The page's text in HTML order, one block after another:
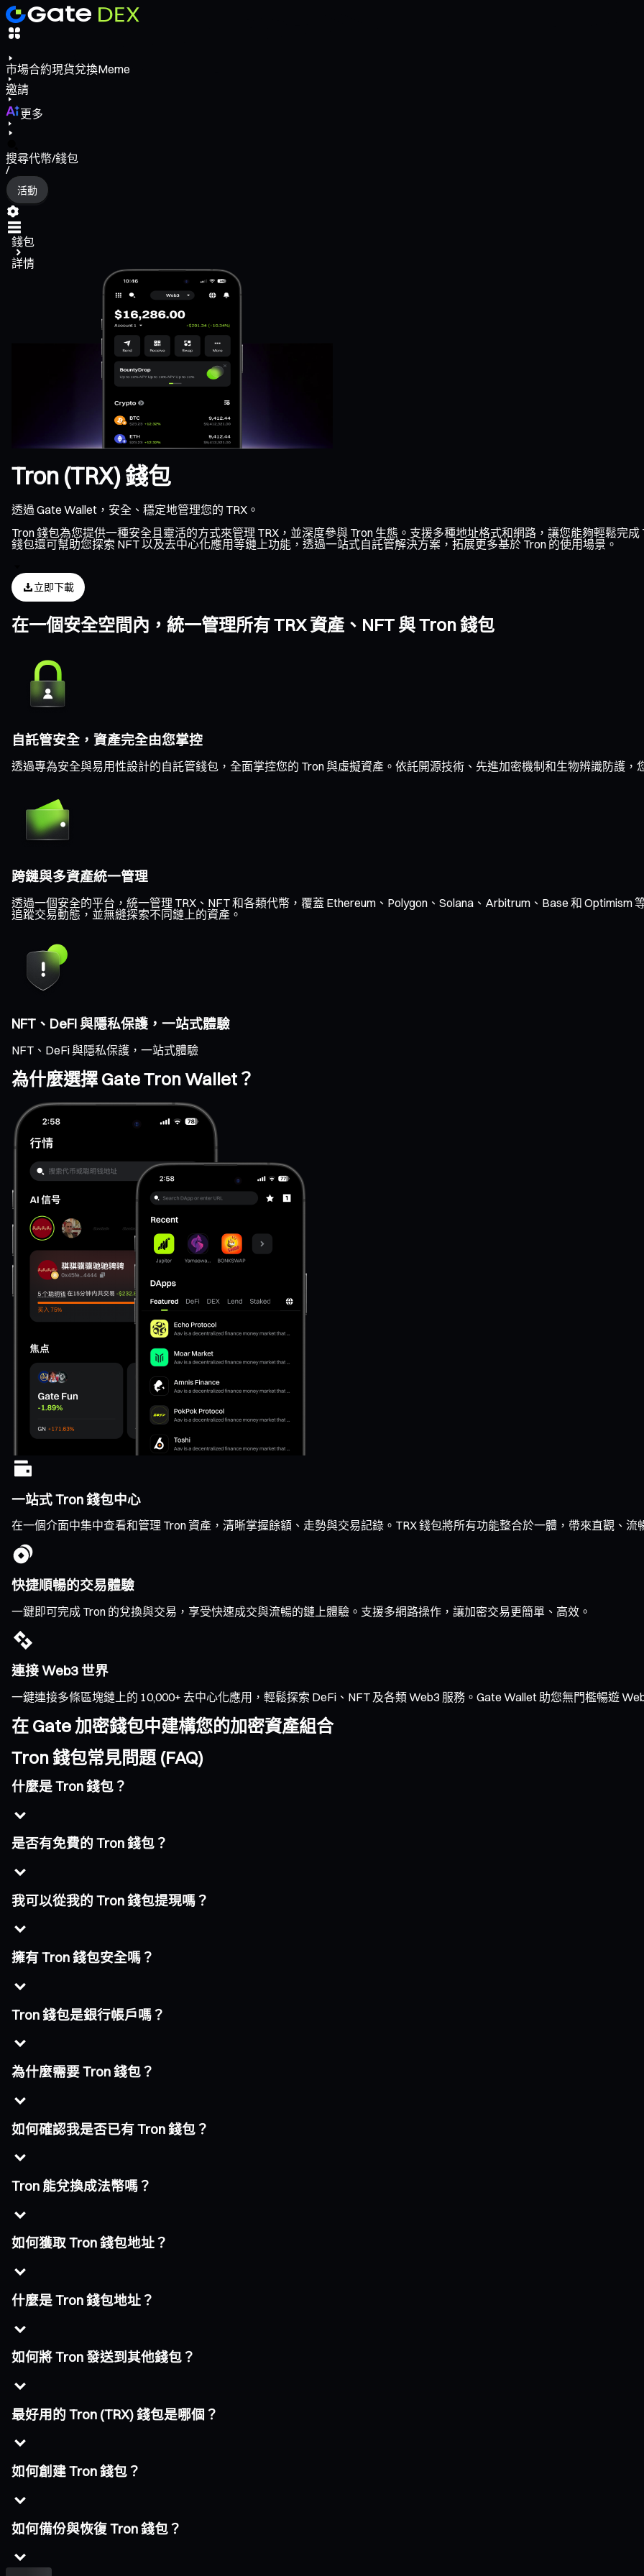
市場合約現貨兌換Meme
邀請
更多
搜尋代幣/錢包
/
活動
錢包
詳情
Tron (TRX) 錢包
透過 Gate Wallet，安全、穩定地管理您的 TRX。
Tron 錢包為您提供一種安全且靈活的方式來管理 TRX，並深度參與 Tron 生態。支援多種地址格式和網路，讓您能夠輕鬆完
錢包還可幫助您探索 NFT 以及去中心化應用等鏈上功能，透過一站式自託管解決方案，拓展更多基於 Tron 的使用場景。
立即下載
在一個安全空間內，統一管理所有 TRX 資產、NFT 與 Tron 錢包
自託管安全，資產完全由您掌控
透過專為安全與易用性設計的自託管錢包，全面掌控您的 Tron 與虛擬資產。依託開源技術、先進加密機制和生物辨識防護，
跨鏈與多資產統一管理
透過一個安全的平台，統一管理 TRX、NFT 和各類代幣，覆蓋 Ethereum、Polygon、Solana、Arbitrum、Base 和 Optimism
追蹤交易動態，並無縫探索不同鏈上的資產。
NFT、DeFi 與隱私保護，一站式體驗
NFT、DeFi 與隱私保護，一站式體驗
為什麼選擇 Gate Tron Wallet？
一站式 Tron 錢包中心
在一個介面中集中查看和管理 Tron 資產，清晰掌握餘額、走勢與交易記錄。TRX 錢包將所有功能整合於一體，帶來直觀、流
快捷順暢的交易體驗
一鍵即可完成 Tron 的兌換與交易，享受快速成交與流暢的鏈上體驗。支援多網路操作，讓加密交易更簡單、高效。
連接 Web3 世界
一鍵連接多條區塊鏈上的 10,000+ 去中心化應用，輕鬆探索 DeFi、NFT 及各類 Web3 服務。Gate Wallet 助您無門檻暢遊
在 Gate 加密錢包中建構您的加密資產組合
Tron 錢包常見問題 (FAQ)
什麼是 Tron 錢包？
是否有免費的 Tron 錢包？
我可以從我的 Tron 錢包提現嗎？
擁有 Tron 錢包安全嗎？
Tron 錢包是銀行帳戶嗎？
為什麼需要 Tron 錢包？
如何確認我是否已有 Tron 錢包？
Tron 能兌換成法幣嗎？
如何獲取 Tron 錢包地址？
什麼是 Tron 錢包地址？
如何將 Tron 發送到其他錢包？
最好用的 Tron (TRX) 錢包是哪個？
如何創建 Tron 錢包？
如何備份與恢復 Tron 錢包？